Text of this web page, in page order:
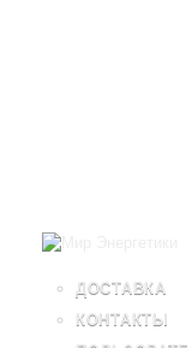
ДОСТАВКА
КОНТАКТЫ